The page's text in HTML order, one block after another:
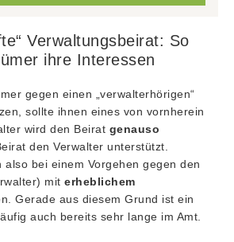
Verwaltungsbeirat: So
ihre Interessen
gegen einen „verwalterhörigen“
sollte ihnen eines von vornherein
wird den Beirat genauso
den Verwalter unterstützt.
also bei einem Vorgehen gegen den
mit erheblichem
Gerade aus diesem Grund ist ein
auch bereits sehr lange im Amt.